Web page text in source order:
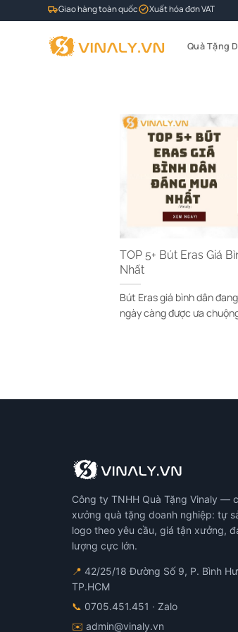
qua
Giao hàng toàn quốc Xuất hóa đơn VAT
Quà Tặng
TOP 5+ Bút Eras Giá
Nhất
Bút Eras giá bình dân
ngày càng được ưa
Công ty TNHH Quà Tặng Vinaly —
xưởng quà tặng doanh nghiệp: tự
logo theo yêu cầu, giá tận xưởng,
lượng cực lớn.
📍 42/25/18 Đường Số 9, P. Bình
TP.HCM
📞 0705.451.451 · Zalo
✉️ admin@vinaly.vn